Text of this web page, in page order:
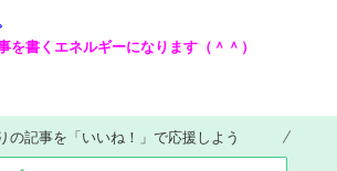
を書くエネルギーになります（＾＾）
の記事を「いいね！」で応援しよう